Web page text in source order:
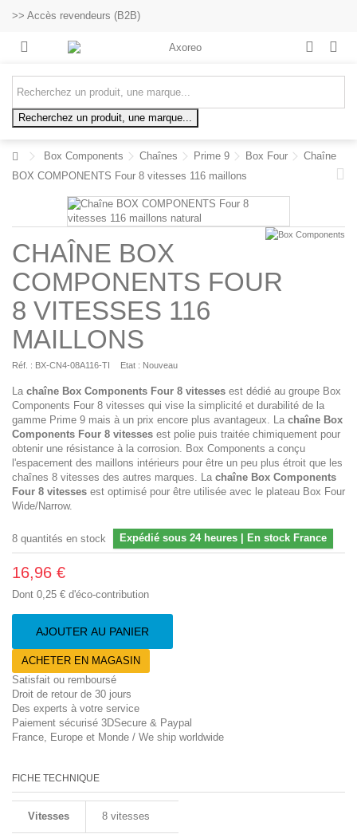
>> Accès revendeurs (B2B)
Recherchez un produit, une marque...
Box Components Chaînes Prime 9 Box Four
Chaîne
BOX COMPONENTS Four 8 vitesses 116 maillons
CHAÎNE BOX
COMPONENTS FOUR
8 VITESSES 116
MAILLONS
Réf. : BX-CN4-08A116-TI Etat : Nouveau
La chaîne Box Components Four 8 vitesses est dédié au groupe Box
Components Four 8 vitesses qui vise la simplicité et durabilité de la
gamme Prime 9 mais à un prix encore plus avantageux. La chaîne Box
Components Four 8 vitesses est polie puis traitée chimiquement pour
obtenir une résistance à la corrosion. Box Components a conçu
l'espacement des maillons intérieurs pour être un peu plus étroit que les
chaînes 8 vitesses des autres marques. La chaîne Box Components
Four 8 vitesses est optimisé pour être utilisée avec le plateau Box Four
Wide/Narrow.
8 quantités en stock Expédié sous 24 heures | En stock France
16,96 €
Dont 0,25 € d'éco-contribution
AJOUTER AU PANIER
ACHETER EN MAGASIN
Satisfait ou remboursé
Droit de retour de 30 jours
Des experts à votre service
Paiement sécurisé 3DSecure & Paypal
France, Europe et Monde / We ship worldwide
FICHE TECHNIQUE
Vitesses 8 vitesses